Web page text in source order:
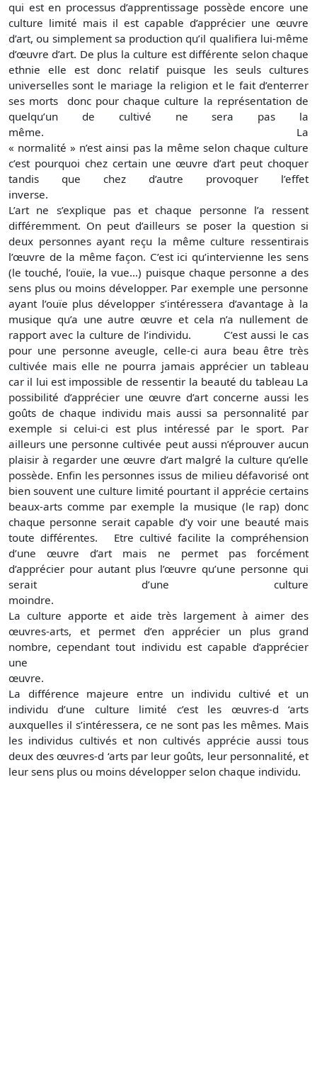
qui est en processus d’apprentissage possède encore une
culture limité mais il est capable d’apprécier une œuvre
d’art, ou simplement sa production qu’il qualifiera lui-même
d’œuvre d’art. De plus la culture est différente selon chaque
ethnie elle est donc relatif puisque les seuls cultures
universelles sont le mariage la religion et le fait d’enterrer
ses morts donc pour chaque culture la représentation de
quelqu’un de cultivé ne sera pas la
même. La
« normalité » n’est ainsi pas la même selon chaque culture
c’est pourquoi chez certain une œuvre d’art peut choquer
tandis que chez d’autre provoquer l’effet
L’art ne s’explique pas et chaque personne l’a ressent
différemment. On peut d’ailleurs se poser la question si
deux personnes ayant reçu la même culture ressentirais
l’œuvre de la même façon. C’est ici qu’intervienne les sens
(le touché, l’ouïe, la vue…) puisque chaque personne a des
sens plus ou moins développer. Par exemple une personne
ayant l’ouïe plus développer s’intéressera d’avantage à la
musique qu’a une autre œuvre et cela n’a nullement de
rapport avec la culture de l’individu. C’est aussi le cas
pour une personne aveugle, celle-ci aura beau être très
cultivée mais elle ne pourra jamais apprécier un tableau
car il lui est impossible de ressentir la beauté du tableau La
possibilité d’apprécier une œuvre d’art concerne aussi les
goûts de chaque individu mais aussi sa personnalité par
exemple si celui-ci est plus intéressé par le sport. Par
ailleurs une personne cultivée peut aussi n’éprouver aucun
plaisir à regarder une œuvre d’art malgré la culture qu’elle
possède. Enfin les personnes issus de milieu défavorisé ont
bien souvent une culture limité pourtant il apprécie certains
beaux-arts comme par exemple la musique (le rap) donc
chaque personne serait capable d’y voir une beauté mais
toute différentes. Etre cultivé facilite la compréhension
d’une œuvre d’art mais ne permet pas forcément
d’apprécier pour autant plus l’œuvre qu’une personne qui
serait d’une culture
La culture apporte et aide très largement à aimer des
œuvres-arts, et permet d’en apprécier un plus grand
nombre, cependant tout individu est capable d’apprécier
une
La différence majeure entre un individu cultivé et un
individu d’une culture limité c’est les œuvres-d ‘arts
auxquelles il s’intéressera, ce ne sont pas les mêmes. Mais
les individus cultivés et non cultivés apprécie aussi tous
deux des œuvres-d ‘arts par leur goûts, leur personnalité, et
leur sens plus ou moins développer selon chaque individu.